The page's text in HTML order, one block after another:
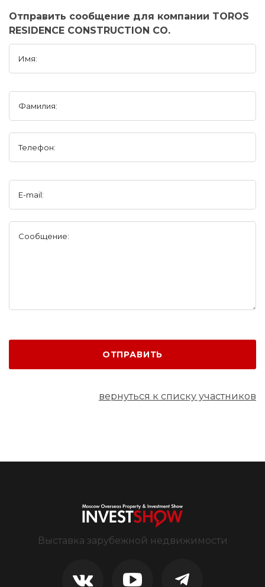
Отправить сообщение для компании TOROS
RESIDENCE CONSTRUCTION CO.
Имя:
Фамилия:
Телефон:
E-mail:
Сообщение:
ОТПРАВИТЬ
вернуться к списку участников
Выставка зарубежной недвижимости